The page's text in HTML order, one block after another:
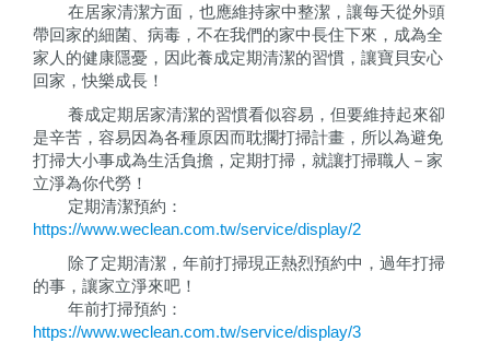
在居家清潔方面，也應維持家中整潔，讓每天從外頭
帶回家的細菌、病毒，不在我們的家中長住下來，成為全
家人的健康隱憂，因此養成定期清潔的習慣，讓寶貝安心
回家，快樂成長！
養成定期居家清潔的習慣看似容易，但要維持起來卻
是辛苦，容易因為各種原因而耽擱打掃計畫，所以為避免
打掃大小事成為生活負擔，定期打掃，就讓打掃職人－家
立淨為你代勞！
定期清潔預約 ：
https://www.weclean.com.tw/service/display/2
除了定期清潔，年前打掃現正熱烈預約中，過年打掃
的事，讓家立淨來吧！
年前打掃預約 ：
https://www.weclean.com.tw/service/display/3